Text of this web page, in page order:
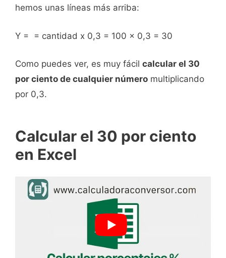
hemos unas líneas más arriba:
Y = = cantidad x 0,3 = 100 x 0,3 = 30
Como puedes ver, es muy fácil calcular el 30
por ciento de cualquier número multiplicando
por 0,3.
Calcular el 30 por ciento
en Excel